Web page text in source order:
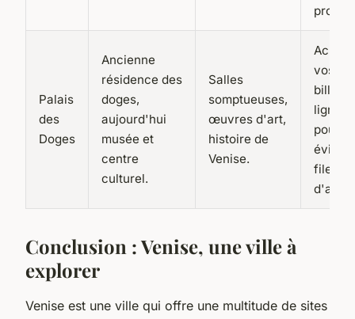
Palais
des
Doges
Ancienne
résidence des
doges,
aujourd'hui
musée et
centre
culturel.
Salles
somptueuses,
œuvres d'art,
histoire de
Venise.
vos
billets
ligne
pour
éviter
files
Conclusion : Venise, une ville à
explorer
Venise est une ville qui offre une multitude de sites